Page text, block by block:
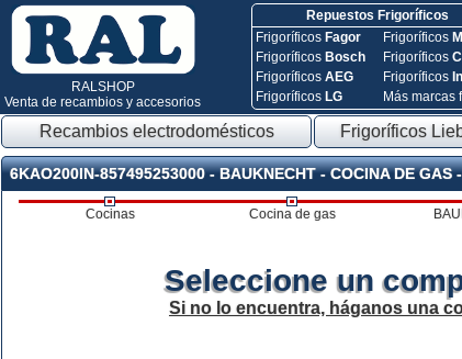
RALSHOP
Venta de recambios y accesorios
Repuestos Frigoríficos
Frigoríficos Fagor
Frigoríficos Bosch
FrigoríficosAEG
Frigoríficos LG
Frigoríficos
Frigoríficos
Frigoríficos
Más marcas
Recambios electrodomésticos Frigoríficos
6KAO200IN-857495253000 - BAUKNECHT - COCINA DE GAS
Cocinas Cocina de gas
Seleccione un
Si no lo encuentra, háganos una